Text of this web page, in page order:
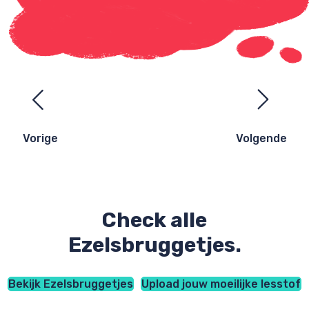
Ezelsbruggetjes
navigatie
Vorige Volgende
Check alle
Ezelsbruggetjes.
Bekijk Ezelsbruggetjes Upload jouw moeilijke lesstof